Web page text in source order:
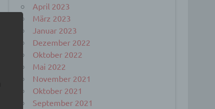
April 2023
März 2023
Januar 2023
Dezember 2022
Oktober 2022
Mai 2022
November 2021
Oktober 2021
September 2021